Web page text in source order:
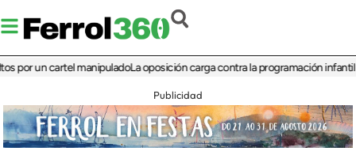
un cartel manipuladoLa oposición carga contra la programación infantil de la
Publicidad